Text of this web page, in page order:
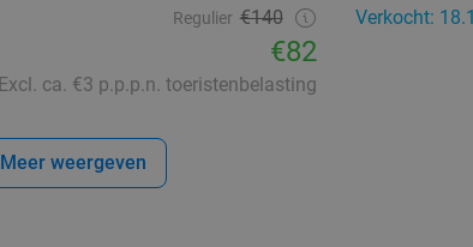
Regulier €140
€82
Excl. ca. €3 p.p.p.n. toeristenbelasting
Verkocht:
Meer weergeven